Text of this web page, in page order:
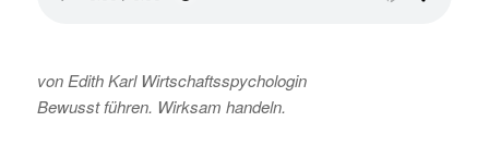
von Edith Karl Wirtschaftsspychologin
Bewusst führen. Wirksam handeln.